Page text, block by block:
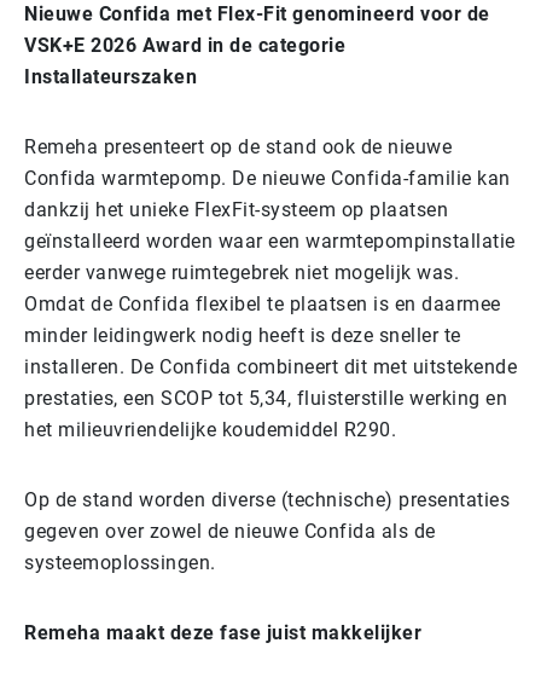
Nieuwe Confida met Flex-Fit genomineerd voor de
VSK+E 2026 Award in de categorie
Installateurszaken
Remeha presenteert op de stand ook de nieuwe
Confida warmtepomp. De nieuwe Confida-familie kan
dankzij het unieke FlexFit-systeem op plaatsen
geïnstalleerd worden waar een warmtepompinstallatie
eerder vanwege ruimtegebrek niet mogelijk was.
Omdat de Confida flexibel te plaatsen is en daarmee
minder leidingwerk nodig heeft is deze sneller te
installeren. De Confida combineert dit met uitstekende
prestaties, een SCOP tot 5,34, fluisterstille werking en
het milieuvriendelijke koudemiddel R290.
Op de stand worden diverse (technische) presentaties
gegeven over zowel de nieuwe Confida als de
systeemoplossingen.
Remeha maakt deze fase juist makkelijker